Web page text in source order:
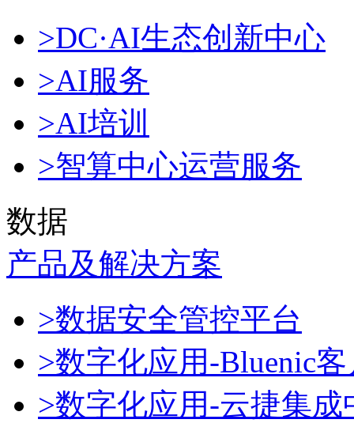
>DC·AI生态创新中心
>AI服务
>AI培训
>智算中心运营服务
数据
产品及解决方案
>数据安全管控平台
>数字化应用-Bluenic
>数字化应用-云捷集成